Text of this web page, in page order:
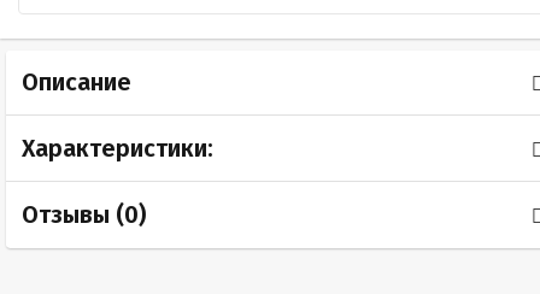
Описание
Характеристики:
Отзывы (0)